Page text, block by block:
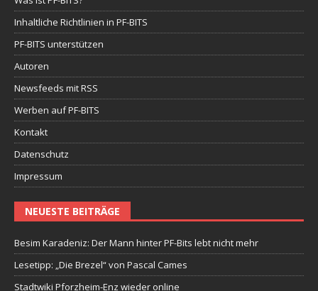
Inhaltliche Richtlinien in PF-BITS
PF-BITS unterstützen
Autoren
Newsfeeds mit RSS
Werben auf PF-BITS
Kontakt
Datenschutz
Impressum
NEUESTE BEITRÄGE
Besim Karadeniz: Der Mann hinter PF-Bits lebt nicht mehr
Lesetipp: „Die Brezel“ von Pascal Cames
Stadtwiki Pforzheim-Enz wieder online